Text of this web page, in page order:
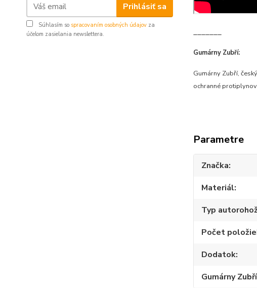
Prihlásiť sa
Súhlasím so spracovaním osobných údajov za
účelom zasielania newslettera.
_______
Gumárny Zubří:
Gumárny Zubří,
ochranné
Parametre
Značka
Materiál
Typ
Počet
Dodatok
Gumárny Zubří